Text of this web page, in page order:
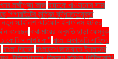
লক্ষ্মীপূজা আজ বাচ্চাকে খাওয়ানোর সময়
গিগাবাইটের কৃত্রিম বুদ্ধিমত্তাযুক্ত
নতুন স্টাইলিশ স্মার্টফোন ইনফিনিক্স হট ৫০
বলেছেন বাবা-মায়ের অনুমতি ছাড়া ফেসবুক
১ কোটি ৭ লাখ টাকা" বাংলা একাডেমি সাহিত্য
বাংলা সিনেমা বাংলাদেশ জামায়াতে ইসলামের